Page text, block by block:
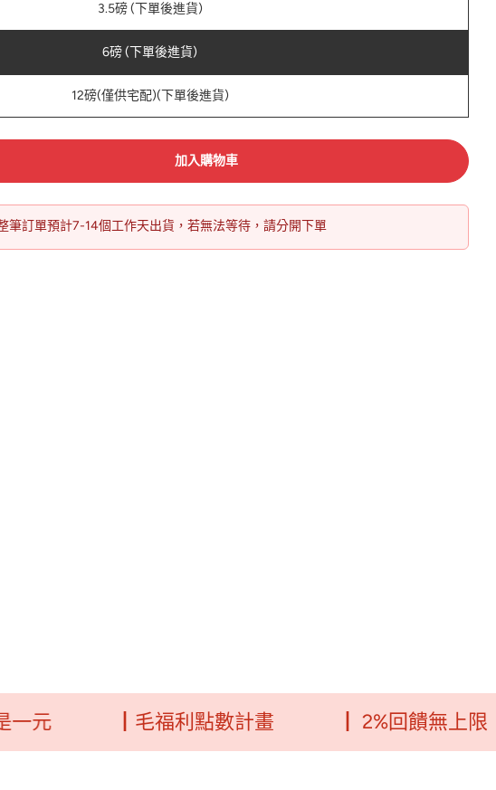
3.5磅 (下單後進貨)
6磅 (下單後進貨)
12磅(僅供宅配)(下單後進貨)
加入購物車
筆訂單預計7-14個工作天出貨，若無法等待，請分開下單
┃毛福利點數計畫 ┃ 2%回饋無上限